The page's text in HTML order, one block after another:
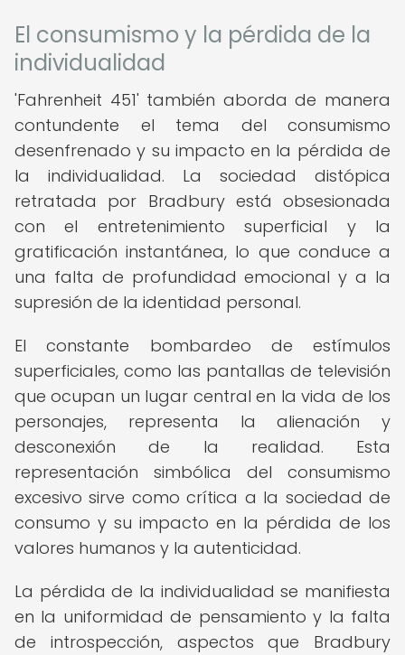
El consumismo y la pérdida de la
individualidad
'Fahrenheit 451' también aborda de manera
contundente el tema del consumismo
desenfrenado y su impacto en la pérdida de
la individualidad. La sociedad distópica
retratada por Bradbury está obsesionada
con el entretenimiento superficial y la
gratificación instantánea, lo que conduce a
una falta de profundidad emocional y a la
supresión de la identidad personal.
El constante bombardeo de estímulos
superficiales, como las pantallas de televisión
que ocupan un lugar central en la vida de los
personajes, representa la alienación y
desconexión de la realidad. Esta
representación simbólica del consumismo
excesivo sirve como crítica a la sociedad de
consumo y su impacto en la pérdida de los
valores humanos y la autenticidad.
La pérdida de la individualidad se manifiesta
en la uniformidad de pensamiento y la falta
de introspección, aspectos que Bradbury